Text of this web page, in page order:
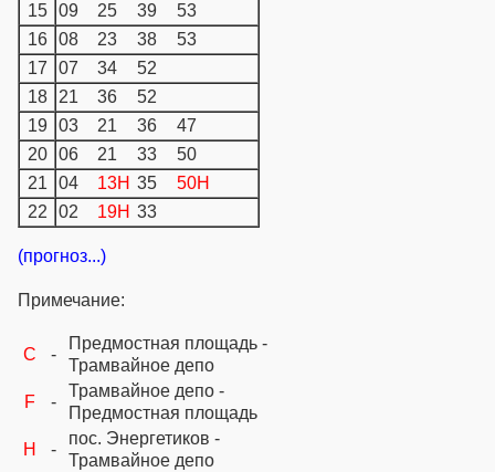
15
09 25 39
53
16
08 23 38
53
17
07 34
52
18
21 36
52
19
03 21 36
47
20
06 21 33
50
21
04 13H 35
50H
22
02 19H 33
(прогноз...)
Примечание:
C -
Предмостная площадь -
Трамвайное депо
F
-
Трамвайное депо -
Предмостная площадь
H
-
пос. Энергетиков -
Трамвайное депо